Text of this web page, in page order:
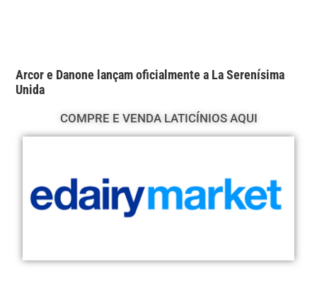
Arcor e Danone lançam oficialmente a La Serenísima
Unida
COMPRE E VENDA LATICÍNIOS AQUI